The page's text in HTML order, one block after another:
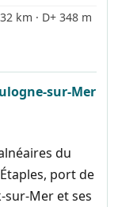
km · D+ 348 m
sur-Mer
du
port de
sur-Mer et ses